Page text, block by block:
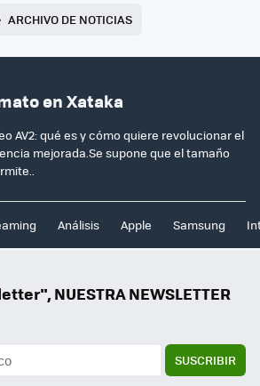
ARCHIVO DE NOTICIAS
en Xataka
AV2: qué es y cómo quiere revolucionar el
mejorada.Se supone que el tamaño
Análisis Apple Samsung
NUESTRA NEWSLETTER
SUSCRIBIR